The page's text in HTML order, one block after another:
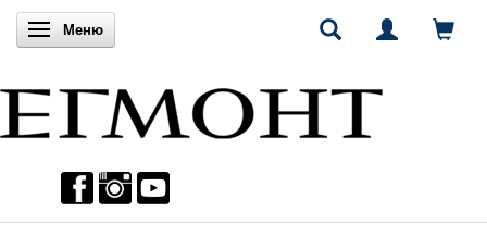
Включи навигацията
Меню